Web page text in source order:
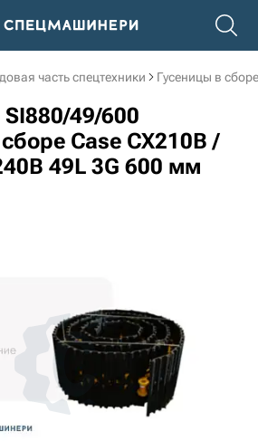
часть спецтехники Гусеницы в сборе
49/600
Case CX210B /
49L 3G 600 мм
93